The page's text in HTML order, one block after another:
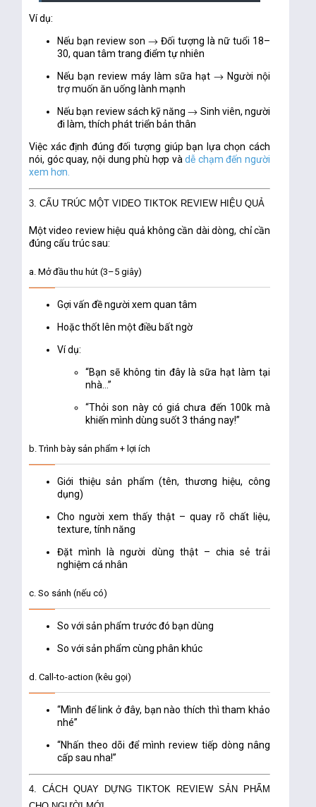
Ví dụ:
Nếu bạn review son → Đối tượng là nữ tuổi 18–
30, quan tâm trang điểm tự nhiên
Nếu bạn review máy làm sữa hạt → Người nội
trợ muốn ăn uống lành mạnh
Nếu bạn review sách kỹ năng → Sinh viên, người
đi làm, thích phát triển bản thân
Việc xác định đúng đối tượng giúp bạn lựa chọn cách
nói, góc quay, nội dung phù hợp vàdễ chạm đến người
xem hơn.
3. CẤU TRÚC MỘT VIDEO TIKTOK REVIEW HIỆU QUẢ
Một video review hiệu quả không cần dài dòng, chỉ cần
đúng cấu trúc sau:
a. Mở đầu thu hút (3–5 giây)
Gợi vấn đề người xem quan tâm
Hoặc thốt lên một điều bất ngờ
Ví dụ:
“Bạn sẽ không tin đây là sữa hạt làm tại
nhà…”
“Thỏi son này có giá chưa đến 100k mà
khiến mình dùng suốt 3 tháng nay!”
b. Trình bày sản phẩm + lợi ích
Giới thiệu sản phẩm (tên, thương hiệu, công
dụng)
Cho người xem thấy thật – quay rõ chất liệu,
texture, tính năng
Đặt mình là người dùng thật – chia sẻ trải
nghiệm cá nhân
c. So sánh (nếu có)
So với sản phẩm trước đó bạn dùng
So với sản phẩm cùng phân khúc
d. Call-to-action (kêu gọi)
“Mình để link ở đây, bạn nào thích thì tham khảo
nhé”
“Nhấn theo dõi để mình review tiếp dòng nâng
cấp sau nha!”
4. CÁCH QUAY DỰNG TIKTOK REVIEW SẢN PHẨM